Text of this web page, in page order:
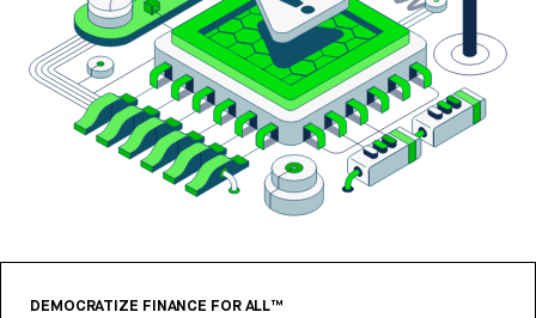
DEMOCRATIZE FINANCE FOR ALL™